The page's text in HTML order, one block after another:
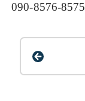
090-8576-8575